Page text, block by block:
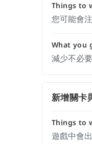
Things to
您可能會
What you
減少不必
新增關卡
Things to
遊戲中會